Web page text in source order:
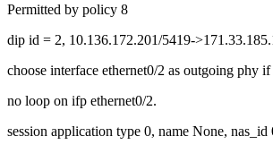
Permitted by policy 8
dip id = 2, 10.136.172.201/5419-
choose interface ethernet0/2 as outgoing phy if
no loop on ifp ethernet0/2.
session application type 0, name None, nas_id